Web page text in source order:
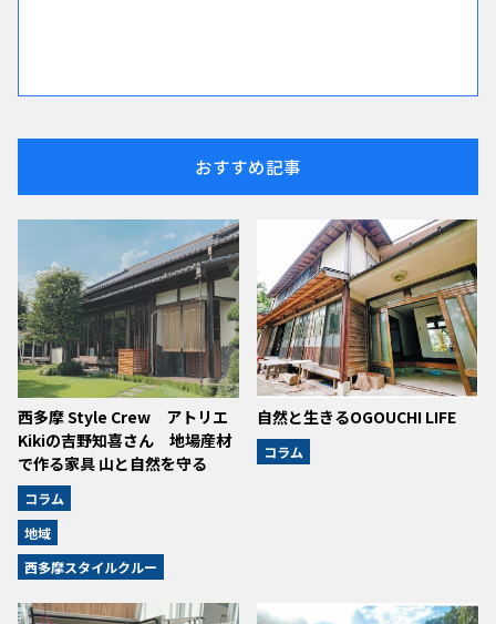
おすすめ記事
西多摩 Style Crew アトリエ
Kikiの吉野知喜さん 地場産材
で作る家具 山と自然を守る
コラム
地域
西多摩スタイルクルー
自然と生きるOGOUCHI LIFE
コラム